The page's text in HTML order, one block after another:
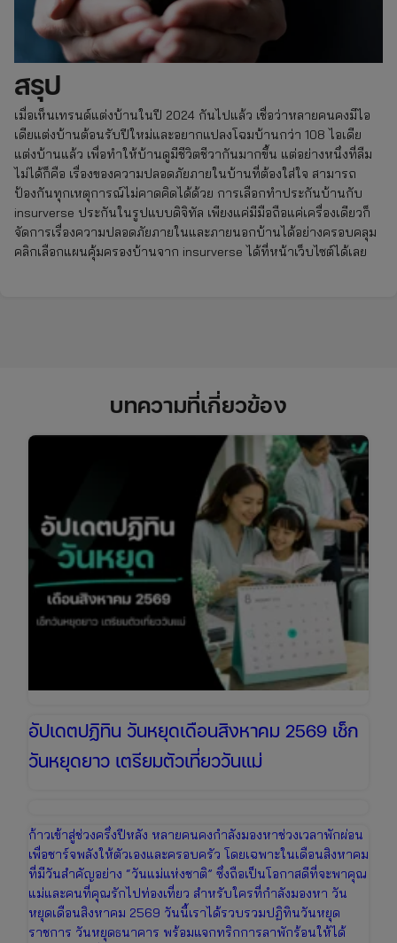
สรุป
เมื่อเห็นเทรนด์แต่งบ้านในปี 2024 กันไปแล้ว เชื่อว่าหลายคนคงมีไอ
เดียแต่งบ้านต้อนรับปีใหม่และอยากแปลงโฉมบ้านกว่า 108 ไอเดีย
แต่งบ้านแล้ว เพื่อทำให้บ้านดูมีชีวิตชีวากันมากขึ้น แต่อย่างหนึ่งที่ลืม
ไม่ได้ก็คือ เรื่องของความปลอดภัยภายในบ้านที่ต้องใส่ใจ สามารถ
ป้องกันทุกเหตุการณ์ไม่คาดคิดได้ด้วย การเลือกทำประกันบ้านกับ
insurverse ประกันในรูปแบบดิจิทัล เพียงแค่มีมือถือแค่เครื่องเดียวก็
จัดการเรื่องความปลอดภัยภายในและภายนอกบ้านได้อย่างครอบคลุม
คลิกเลือกแผนคุ้มครองบ้านจาก insurverse ได้ที่หน้าเว็บไซต์ได้เลย
บทความที่เกี่ยวข้อง
อัปเดตปฏิทิน วันหยุดเดือนสิงหาคม 2569 เช็ก
วันหยุดยาว เตรียมตัวเที่ยววันแม่
ก้าวเข้าสู่ช่วงครึ่งปีหลัง หลายคนคงกำลังมองหาช่วงเวลาพักผ่อน
เพื่อชาร์จพลังให้ตัวเองและครอบครัว โดยเฉพาะในเดือนสิงหาคม
ที่มีวันสำคัญอย่าง “วันแม่แห่งชาติ” ซึ่งถือเป็นโอกาสดีที่จะพาคุณ
แม่และคนที่คุณรักไปท่องเที่ยว สำหรับใครที่กำลังมองหา วัน
หยุดเดือนสิงหาคม 2569 วันนี้เราได้รวบรวมปฏิทินวันหยุด
ราชการ วันหยุดธนาคาร พร้อมแจกทริกการลาพักร้อนให้ได้